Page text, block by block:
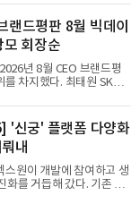
으로 선박의 탄소 배출량
연료 소비를 최소화하는 운
.오션와이즈의 핵심 기능은
관리 예측, 시 기반 최적
다. HD현대오일뱅크와의
10만6000km 항해를 통해
를 입증했다. 이는 연간 1
랜드평판 8월 빅데이
모 회장순
년 8월 CEO 브랜드평
차지했다. 최태원 SK그
창환)는 빅데이터뉴스와
대상으로 2026년 7월 6
소비자 빅데이터
, 삼성 이재용 회장이 브
기록하며 8월 1위에 올랐
빅데이터는 지난 7월
감소한 수치다.8월
'신궁' 플랫폼 다양화
내
스원이 개발에 참여하고 생
화를 거듭해 갔다. 기존 무